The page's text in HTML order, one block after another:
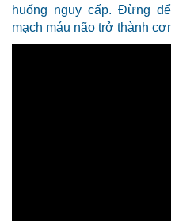
huống nguy cấp. Đừng
mạch máu não trở thành